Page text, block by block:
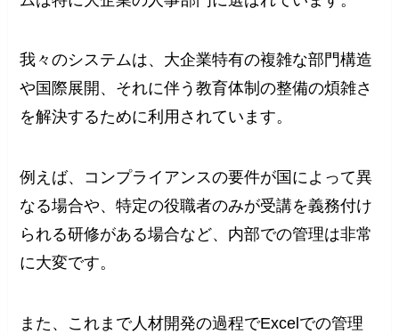
我々のシステムは、大企業特有の複雑な部門構造
や国際展開、それに伴う教育体制の整備の煩雑さ
を解決するために利用されています。
例えば、コンプライアンスの要件が国によって異
なる場合や、特定の役職者のみが受講を義務付け
られる研修がある場合など、内部での管理は非常
に大変です。
また、これまで人材開発の過程でExcelでの管理